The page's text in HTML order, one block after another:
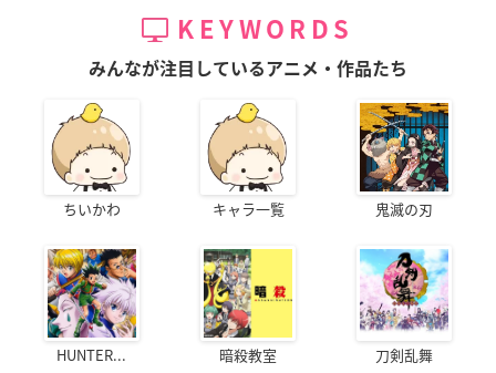
KEYWORDS
みんなが注目しているアニメ・作品たち
ちいかわ キャラ一覧 鬼滅の刃
HUNTER... 暗殺教室 刀剣乱舞